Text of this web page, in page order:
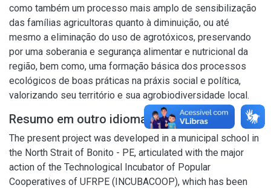
como também um processo mais amplo de sensibilização
das famílias agricultoras quanto à diminuição, ou até
mesmo a eliminação do uso de agrotóxicos, preservando
por uma soberania e segurança alimentar e nutricional da
região, bem como, uma formação básica dos processos
ecológicos de boas práticas na práxis social e política,
valorizando seu território e sua agrobiodiversidade local.
Resumo em outro idioma
The present project was developed in a municipal school in
the North Strait of Bonito - PE, articulated with the major
action of the Technological Incubator of Popular
Cooperatives of UFRPE (INCUBACOOP), which has been